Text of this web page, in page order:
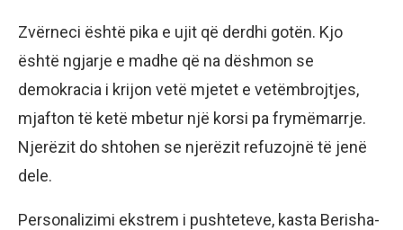
Zvërneci është pika e ujit që derdhi gotën. Kjo
është ngjarje e madhe që na dëshmon se
demokracia i krijon vetë mjetet e vetëmbrojtjes,
mjafton të ketë mbetur një korsi pa frymëmarrje.
Njerëzit do shtohen se njerëzit refuzojnë të jenë
dele.
Personalizimi ekstrem i pushteteve, kasta Berisha-